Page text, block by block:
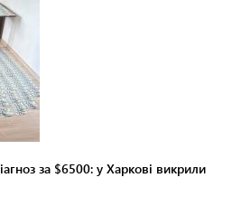
за $6500: у Харкові викрили